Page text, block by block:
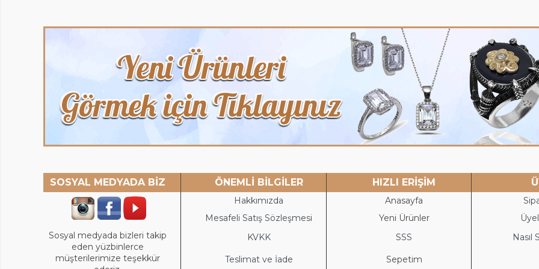
SOSYAL MEDYADA BİZ ÖNEMLİ BİLGİLER HIZLI ERİŞİM
Hakkımızda Anasayfa
Mesafeli Satış Sözleşmesi
Yeni Ürünler
Sosyal medyada bizleri takip
eden yüzbinlerce
müşterilerimize teşekkür
KVKK SSS Nasıl
Teslimat ve İade Sepetim